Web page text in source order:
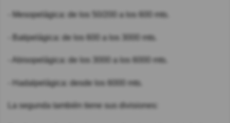
- Mesopelágica: de los 50/200 a los 600 mts.
- Batipelágica: de los 600 a los 3000 mts.
- Abisopelágica: de los 3000 a los 6000 mts.
- Hadalpelágica: desde los 6000 mts.
La segunda también tiene sus divisiones: